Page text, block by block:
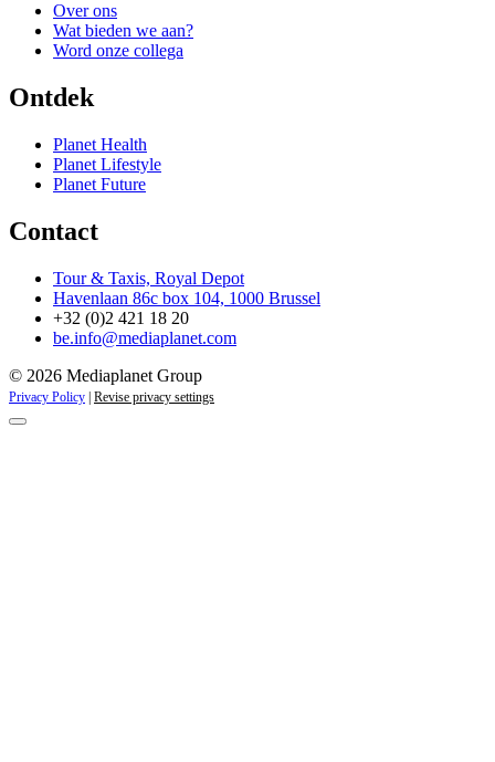
Over ons
Wat bieden we aan?
Word onze collega
Ontdek
Planet Health
Planet Lifestyle
Planet Future
Contact
Tour & Taxis, Royal Depot
Havenlaan 86c box 104, 1000 Brussel
+32 (0)2 421 18 20
be.info@mediaplanet.com
© 2026 Mediaplanet Group
Privacy Policy | Revise privacy settings